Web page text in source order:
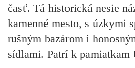
časť. Tá historická nesie
kamenné mesto, s úzkymi
rušným bazárom i
sídlami. Patrí k pamiatkam